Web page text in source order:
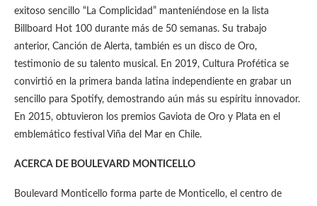
exitoso sencillo “La Complicidad” manteniéndose en la lista
Billboard Hot 100 durante más de 50 semanas. Su trabajo
anterior, Canción de Alerta, también es un disco de Oro,
testimonio de su talento musical. En 2019, Cultura Profética se
convirtió en la primera banda latina independiente en grabar un
sencillo para Spotify, demostrando aún más su espíritu innovador.
En 2015, obtuvieron los premios Gaviota de Oro y Plata en el
emblemático festival Viña del Mar en Chile.
ACERCA DE BOULEVARD MONTICELLO
Boulevard Monticello forma parte de Monticello, el centro de